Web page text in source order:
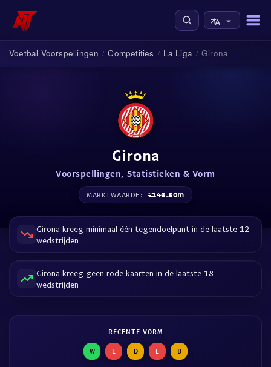
Voetbal Voorspellingen / Competities / La Liga / Girona
Girona
Voorspellingen, Statistieken & Vorm
MARKTWAARDE: €146.50m
Girona kreeg minimaal één tegendoelpunt in de laatste 12
wedstrijden
Girona kreeg geen rode kaarten in de laatste 18
wedstrijden
RECENTE VORM
W L D L D